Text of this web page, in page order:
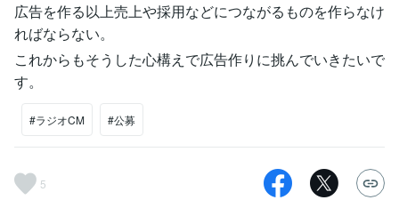
広告を作る以上売上や採用などにつながるものを作らなけ
ればならない。
これからもそうした心構えで広告作りに挑んでいきたいで
す。
#ラジオCM #公募
5